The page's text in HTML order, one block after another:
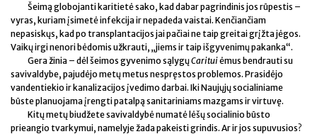
Šeimą globojanti karitietė sako, kad dabar pagrindinis jos rūpestis –
vyras, kuriam įsimetė infekcija ir nepadeda vaistai. Kenčiančiam
nepasiskųs, kad po transplantacijos jai pačiai ne taip greitai grįžta jėgos.
Vaikų irgi nenori bėdomis užkrauti, „jiems ir taip išgyvenimų pakanka“.
Gera žinia – dėl šeimos gyvenimo sąlygųCarituiėmus bendrauti su
savivaldybe, pajudėjo metų metus nespręstos problemos. Prasidėjo
vandentiekio ir kanalizacijos įvedimo darbai. Iki Naujųjų socialiniame
būste planuojama įrengti patalpą sanitariniams mazgams ir virtuvę.
Kitų metų biudžete savivaldybė numatė lėšų socialinio būsto
prieangio tvarkymui, namelyje žada pakeisti grindis. Ar ir jos supuvusios?